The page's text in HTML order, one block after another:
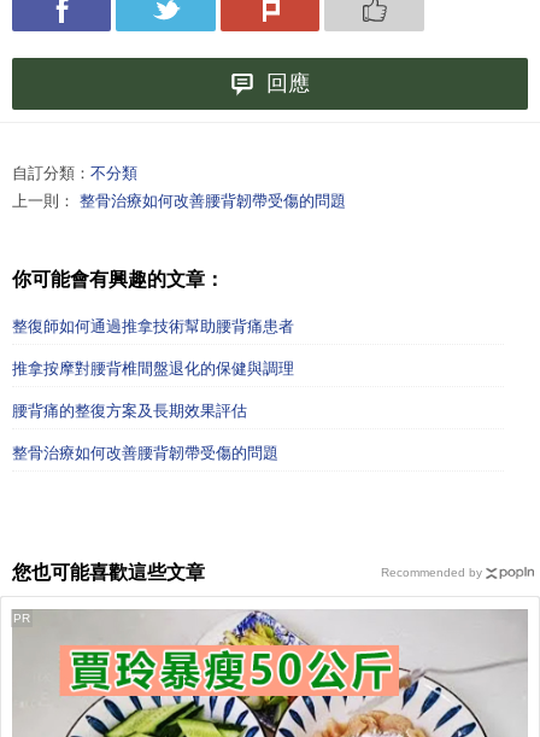
回應
自訂分類： 不分類
上一則： 整骨治療如何改善腰背韌帶受傷的問題
你可能會有興趣的文章：
整復師如何通過推拿技術幫助腰背痛患者
推拿按摩對腰背椎間盤退化的保健與調理
腰背痛的整復方案及長期效果評估
整骨治療如何改善腰背韌帶受傷的問題
您也可能喜歡這些文章
PR
Recommended by